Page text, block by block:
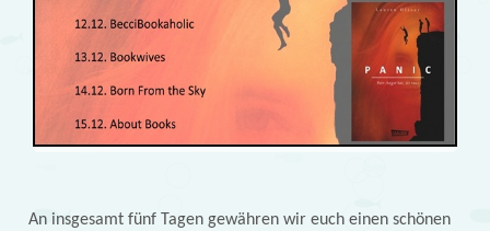
An insgesamt fünf Tagen gewähren wir euch einen schönen